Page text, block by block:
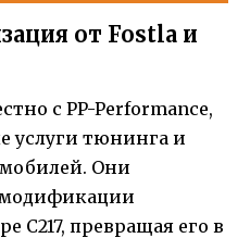
от Fostla и
с PP-Performance,
услуги тюнинга и
Они
C217, превращая его в